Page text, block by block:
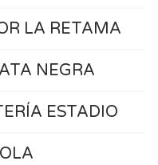
LA RETAMA
NEGRA
ESTADIO